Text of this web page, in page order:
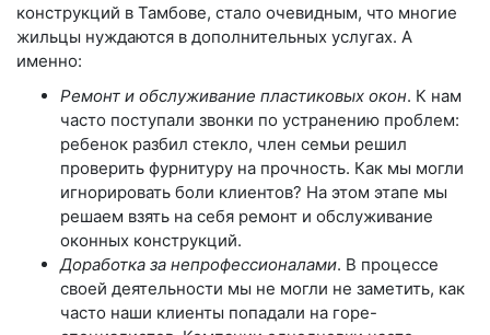
конструкций в Тамбове, стало очевидным, что многие
жильцы нуждаются в дополнительных услугах. А
именно:
Ремонт и обслуживание пластиковых окон. К нам
часто поступали звонки по устранению проблем:
ребенок разбил стекло, член семьи решил
проверить фурнитуру на прочность. Как мы могли
игнорировать боли клиентов? На этом этапе мы
решаем взять на себя ремонт и обслуживание
оконных конструкций.
Доработка за непрофессионалами. В процессе
своей деятельности мы не могли не заметить, как
часто наши клиенты попадали на горе-